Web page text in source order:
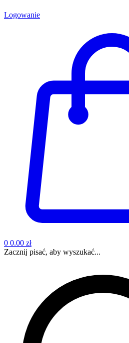
Logowanie
0 0.00 zł
Zacznij pisać, aby wyszukać...